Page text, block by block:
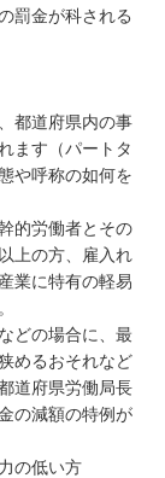
罰金が科される
都道府県内の事
ます（パートタ
や呼称の如何を
的労働者とその
上の方、雇入れ
業に特有の軽易
どの場合に、最
めるおそれなど
道府県労働局長
の減額の特例が
の低い方